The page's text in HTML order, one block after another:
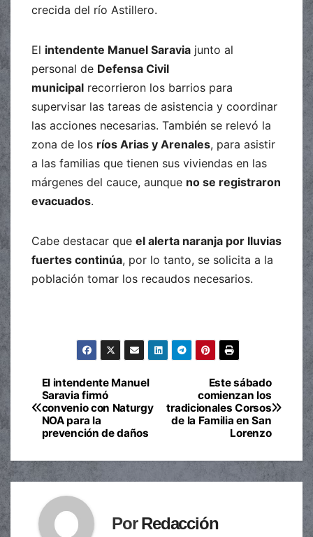
crecida del río Astillero.
El intendente Manuel Saravia junto al
personal de Defensa Civil
municipal recorrieron los barrios para
supervisar las tareas de asistencia y coordinar
las acciones necesarias. También se relevó la
zona de los ríos Arias y Arenales, para asistir
a las familias que tienen sus viviendas en las
márgenes del cauce, aunque no se registraron
evacuados.
Cabe destacar que el alerta naranja por lluvias
fuertes continúa, por lo tanto, se solicita a la
población tomar los recaudos necesarios.
Navegación
de
entradas
Este sábado
comienzan los
tradicionales Corsos
de la Familia en San
Lorenzo
El intendente Manuel
Saravia firmó
convenio con Naturgy
NOA para la
prevención de daños
PorRedacción